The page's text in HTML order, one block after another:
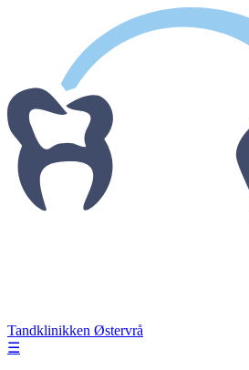
Tandklinikken Østervrå
☰